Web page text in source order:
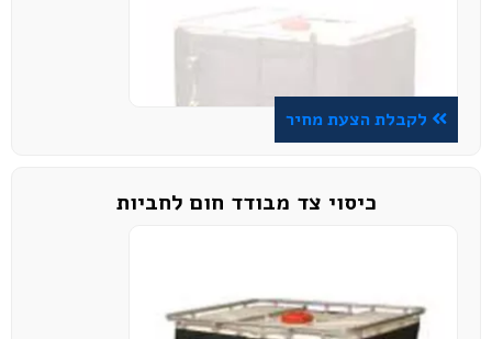
לקבלת הצעת מחיר
כיסוי צד מבודד חום לחביות